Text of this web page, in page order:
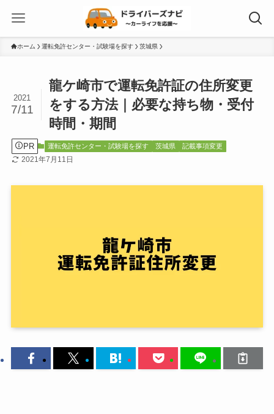
ホーム 運転免許センター・試験場を探す 茨城県
龍ケ崎市で運転免許証の住所変更
をする方法｜必要な持ち物・受付
時間・期間
2021
7/11
PR 運転免許センター・試験場を探す 茨城県 記載事項変更
2021年7月11日